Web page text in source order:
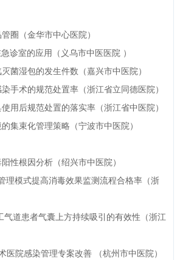
圈（金华市中心医院）
诊室的应用（义乌市中医医院 ）
菌湿包的发生件数（嘉兴市中医院）
手术的规范处置率（浙江省立同德医院）
用后规范处置的落实率（浙江省中医院）
集束化管理策略（宁波市中医院）
性根因分析（绍兴市中医院）
理模式提高消毒效果监测流程合格率（浙
气道患者气囊上方持续吸引的有效性（浙江
医院感染管理专案改善 （杭州市中医院）